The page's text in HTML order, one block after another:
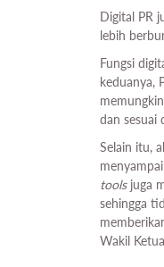
Digital PR
lebih
Fungsi
keduanya,
dan sesuai
Selain itu,
toolsjuga
sehingga
Wakil